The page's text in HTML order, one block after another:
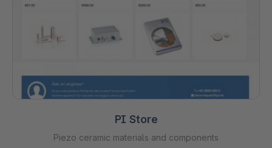
PI Store
Piezo ceramic materials and components